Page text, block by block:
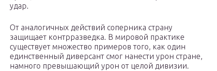
удар.
От аналогичных действий соперника страну
защищает контрразведка. В мировой практике
существует множество примеров того, как один
единственный диверсант смог нанести урон стране,
намного превышающий урон от целой дивизии.